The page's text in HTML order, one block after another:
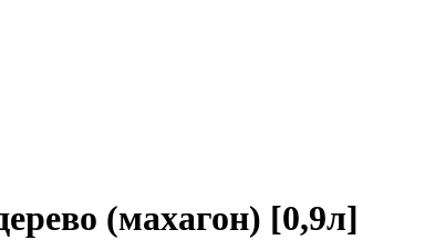
(махагон) [0,9л]